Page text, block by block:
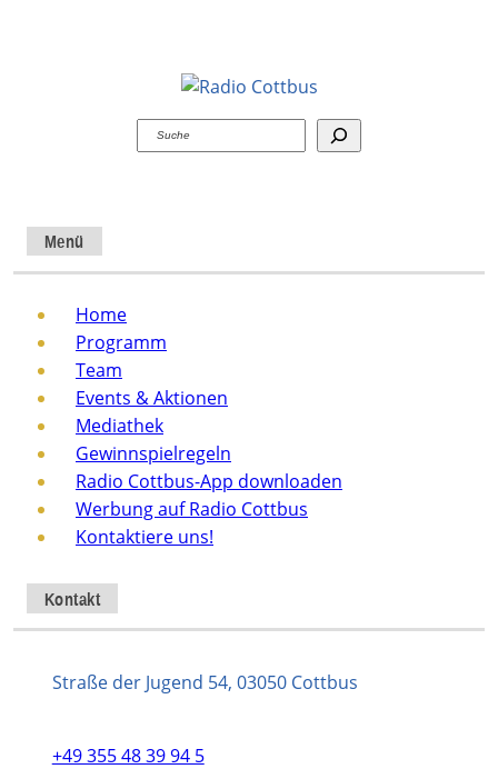
Suchen
Menü
Home
Programm
Team
Events & Aktionen
Mediathek
Gewinnspielregeln
Radio Cottbus-App downloaden
Werbung auf Radio Cottbus
Kontaktiere uns!
Kontakt
Straße der Jugend 54, 03050 Cottbus
+49 355 48 39 94 5